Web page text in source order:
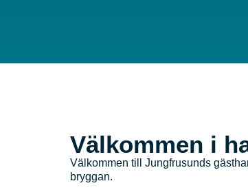
Välkommen i
Välkommen till Jungfrusunds
bryggan.